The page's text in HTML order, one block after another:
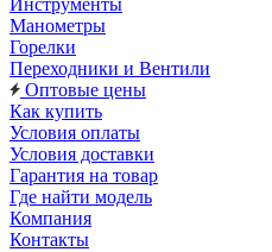
Инструменты
Манометры
Горелки
Переходники и Вентили
Оптовые цены
Как купить
Условия оплаты
Условия доставки
Гарантия на товар
Где найти модель
Компания
Контакты